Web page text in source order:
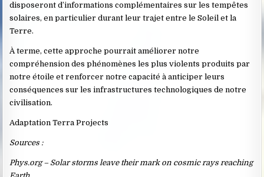
disposeront d’informations complémentaires sur les tempêtes
solaires, en particulier durant leur trajet entre le Soleil et la
Terre.
À terme, cette approche pourrait améliorer notre
compréhension des phénomènes les plus violents produits par
notre étoile et renforcer notre capacité à anticiper leurs
conséquences sur les infrastructures technologiques de notre
civilisation.
Adaptation Terra Projects
Sources :
Phys.org – Solar storms leave their mark on cosmic rays reaching